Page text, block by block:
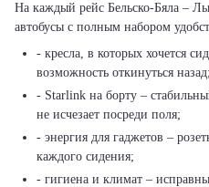
На каждый рейс Бельско-Бяла –
автобусы с полным набором
- кресла, в которых хочется
возможность откинуться назад;
- Starlink на борту –
не исчезает посреди поля;
- энергия для гаджетов –
каждого сидения;
- гигиена и климат –